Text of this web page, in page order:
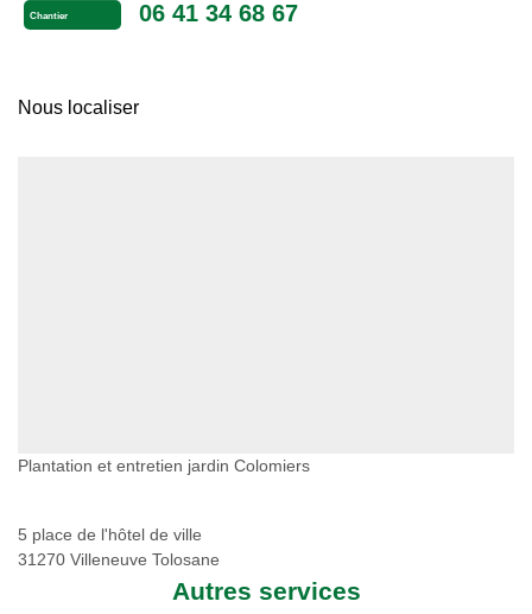
Chantier 06 41 34 68 67
Nous localiser
Plantation et entretien jardin Colomiers
5 place de l'hôtel de ville
31270 Villeneuve Tolosane
Autres services